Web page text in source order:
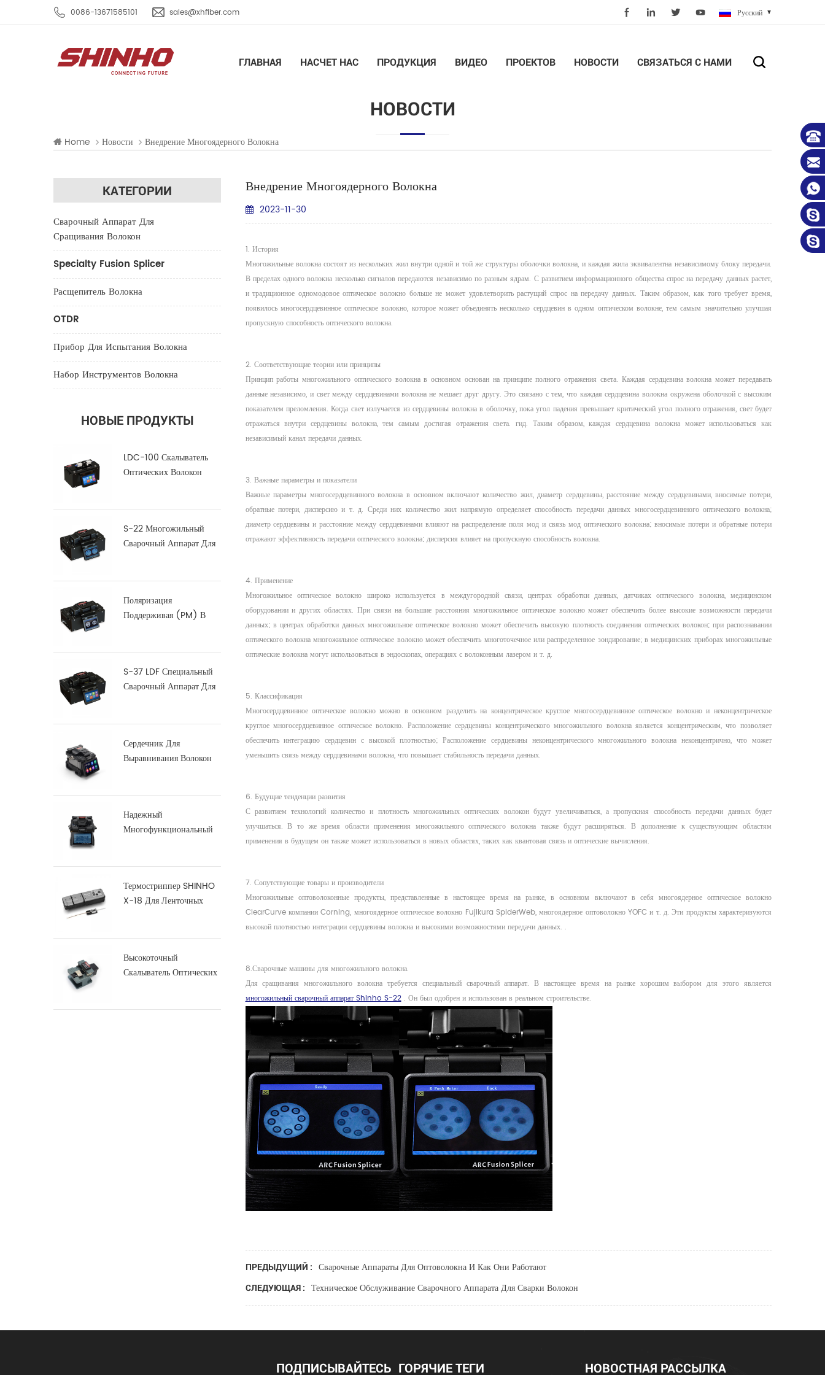
0086-13671585101 sales@xhfiber.com Русский
ГЛАВНАЯ НАСЧЕТ НАС ПРОДУКЦИЯ ВИДЕО ПРОЕКТОВ НОВОСТИ СВЯЗАТЬСЯ С НАМИ
НОВОСТИ
Home Новости Внедрение Многоядерного Волокна
КАТЕГОРИИ
Сварочный Аппарат Для
Сращивания Волокон
Specialty Fusion Splicer
Расщепитель Волокна
OTDR
Прибор Для Испытания Волокна
Набор Инструментов Волокна
НОВЫЕ ПРОДУКТЫ
LDC-100 Скалыватель
Оптических Волокон
S-22 Многожильный
Сварочный Аппарат Для
Поляризация
Поддерживая (PM) В
S-37 LDF Специальный
Сварочный Аппарат Для
Сердечник Для
Выравнивания Волокон
Надежный
Многофункциональный
Термостриппер SHINHO
X-18 Для Ленточных
Высокоточный
Скалыватель Оптических
Внедрение Многоядерного Волокна
2023-11-30
1. История
Многожильные волокна состоят из нескольких жил внутри одной и той же структуры оболочки волокна, и каждая жила эквивалентна независимому блоку передачи.
В пределах одного волокна несколько сигналов передаются независимо по разным ядрам. С развитием информационного общества спрос на передачу данных растет,
и традиционное одномодовое оптическое волокно больше не может удовлетворить растущий спрос на передачу данных. Таким образом, как того требует время,
появилось многосердцевинное оптическое волокно, которое может объединять несколько сердцевин в одном оптическом волокне, тем самым значительно улучшая
пропускную способность оптического волокна.
2. Соответствующие теории или принципы
Принцип работы многожильного оптического волокна в основном основан на принципе полного отражения света. Каждая сердцевина волокна может передавать
данные независимо, и свет между сердцевинами волокна не мешает друг другу. Это связано с тем, что каждая сердцевина волокна окружена оболочкой с высоким
показателем преломления. Когда свет излучается из сердцевины волокна в оболочку, пока угол падения превышает критический угол полного отражения, свет будет
отражаться внутри сердцевины волокна, тем самым достигая отражения света. гид. Таким образом, каждая сердцевина волокна может использоваться как
независимый канал передачи данных.
3. Важные параметры и показатели
Важные параметры многосердцевинного волокна в основном включают количество жил, диаметр сердцевины, расстояние между сердцевинами, вносимые потери,
обратные потери, дисперсию и т. д. Среди них количество жил напрямую определяет способность передачи данных многосердцевинного оптического волокна;
диаметр сердцевины и расстояние между сердцевинами влияют на распределение поля мод и связь мод оптического волокна; вносимые потери и обратные потери
отражают эффективность передачи оптического волокна; дисперсия влияет на пропускную способность волокна.
4. Применение
Многожильное оптическое волокно широко используется в междугородной связи, центрах обработки данных, датчиках оптического волокна, медицинском
оборудовании и других областях. При связи на большие расстояния многожильное оптическое волокно может обеспечить более высокие возможности передачи
данных; в центрах обработки данных многожильное оптическое волокно может обеспечить высокую плотность соединения оптических волокон; при распознавании
оптического волокна многожильное оптическое волокно может обеспечить многоточечное или распределенное зондирование; в медицинских приборах многожильные
оптические волокна могут использоваться в эндоскопах, операциях с волоконным лазером и т. д.
5. Классификация
Многосердцевинное оптическое волокно можно в основном разделить на концентрическое круглое многосердцевинное оптическое волокно и неконцентрическое
круглое многосердцевинное оптическое волокно. Расположение сердцевины концентрического многожильного волокна является концентрическим, что позволяет
обеспечить интеграцию сердцевин с высокой плотностью; Расположение сердцевины неконцентрического многожильного волокна неконцентрично, что может
уменьшить связь между сердцевинами волокна, что повышает стабильность передачи данных.
6. Будущие тенденции развития
С развитием технологий количество и плотность многожильных оптических волокон будут увеличиваться, а пропускная способность передачи данных будет
улучшаться. В то же время области применения многожильного оптического волокна также будут расширяться. В дополнение к существующим областям
применения в будущем он также может использоваться в новых областях, таких как квантовая связь и оптические вычисления.
7. Сопутствующие товары и производители
Многожильные оптоволоконные продукты, представленные в настоящее время на рынке, в основном включают в себя многоядерное оптическое волокно
ClearCurve компании Corning, многоядерное оптическое волокно Fujikura SpiderWeb, многоядерное оптоволокно YOFC и т. д. Эти продукты характеризуются
высокой плотностью интеграции сердцевины волокна и высокими возможностями передачи данных. .
8.Сварочные машины для многожильного волокна.
Для сращивания многожильного волокна требуется специальный сварочный аппарат. В настоящее время на рынке хорошим выбором для этого является
многожильный сварочный аппарат Shinho S-22. Он был одобрен и использован в реальном строительстве.
ПРЕДЫДУЩИЙ : Сварочные Аппараты Для Оптоволокна И Как Они Работают
СЛЕДУЮЩАЯ : Техническое Обслуживание Сварочного Аппарата Для Сварки Волокон
ПОДПИСЫВАЙТЕСЬ ГОРЯЧИЕ ТЕГИ НОВОСТНАЯ РАССЫЛКА